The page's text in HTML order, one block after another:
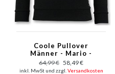
Coole Pullover
Männer - Mario -
Schwarz
64,99 € 58,49 €
inkl. MwSt und zzgl. Versandkosten